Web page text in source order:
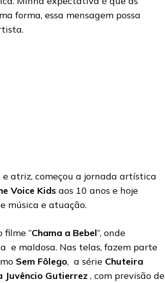
forma, essa mensagem possa
atriz, começou a jornada artística
Voice Kids aos 10 anos e hoje
música e atuação.
filme “Chama a Bebel”, onde
e maldosa. Nas telas, fazem parte
Sem Fôlego, a série Chuteira
Juvêncio Gutierrez , com previsão de